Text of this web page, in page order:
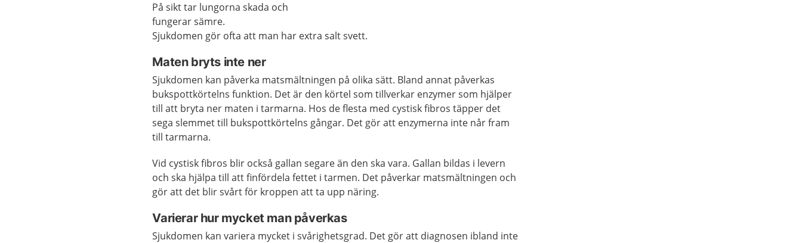
På sikt tar lungorna skada och
fungerar sämre.
Sjukdomen gör ofta att man har extra salt svett.
Maten bryts inte ner
Sjukdomen kan påverka matsmältningen på olika sätt. Bland annat påverkas
bukspottkörtelns funktion. Det är den körtel som tillverkar enzymer som hjälper
till att bryta ner maten i tarmarna. Hos de flesta med cystisk fibros täpper det
sega slemmet till bukspottkörtelns gångar. Det gör att enzymerna inte når fram
till tarmarna.
Vid cystisk fibros blir också gallan segare än den ska vara. Gallan bildas i levern
och ska hjälpa till att finfördela fettet i tarmen. Det påverkar matsmältningen och
gör att det blir svårt för kroppen att ta upp näring.
Varierar hur mycket man påverkas
Sjukdomen kan variera mycket i svårighetsgrad. Det gör att diagnosen ibland inte